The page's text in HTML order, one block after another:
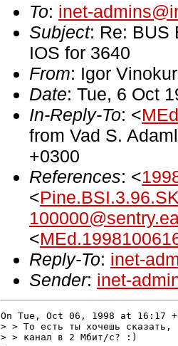
To: inet-
Subject: Re: BUS
IOS for 3640
From: Igor
Date: Tue, 6 Oct
In-Reply-To: <
from Vad S.
+0300
References: <
<
<
Reply-To: inet-
Sender: inet-
On Tue, Oct 06, 1998 at 16:17
> > То есть ты хочешь сказать,
> > канал в 2 Мбит/с? :)